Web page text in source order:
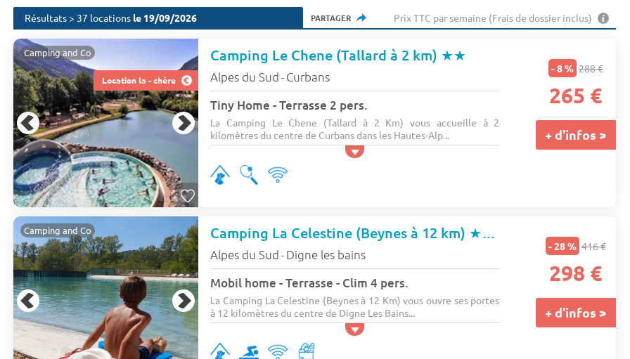
Résultats > 37 locations le 19/09/2026 PARTAGER Prix TTC par semaine (Frais de dossier inclus)
Location la - chère
Camping and Co Camping Le Chene (Tallard à 2 km) ★★
Alpes du Sud - Curbans
Tiny Home - Terrasse 2 pers.
La Camping Le Chene (Tallard à 2 Km) vous accueille à 2
kilomètres du centre de Curbans dans les Hautes-Alp...
- 8 % 288 €
265 €
+ d'infos >
Camping and Co Camping La Celestine (Beynes à 12 km) ★★★
Alpes du Sud - Digne les bains
Mobil home - Terrasse - Clim 4 pers.
La Camping La Celestine (Beynes à 12 Km) vous ouvre ses portes
à 12 kilomètres du centre de Digne Les Bains...
- 28 % 416 €
298 €
+ d'infos >